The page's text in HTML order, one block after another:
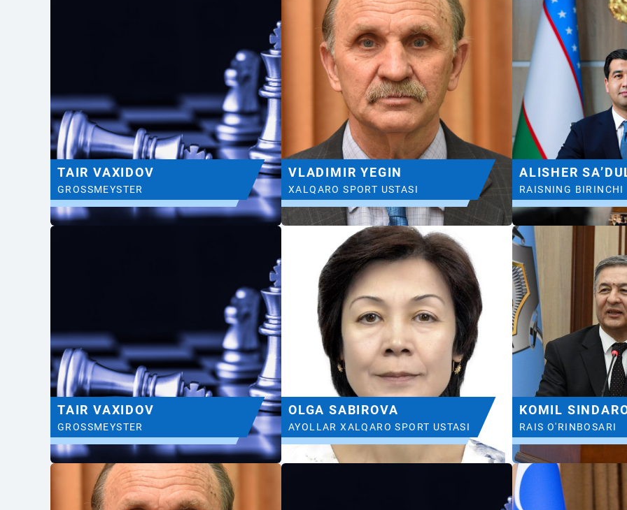
TAIR VAXIDOV
GROSSMEYSTER
VLADIMIR YEGIN
XALQARO SPORT USTASI
ALISHER
RAISNING BIRINCHI
TAIR VAXIDOV
GROSSMEYSTER
OLGA SABIROVA
AYOLLAR XALQARO SPORT USTASI
KOMIL
RAIS O'RINBOSARI